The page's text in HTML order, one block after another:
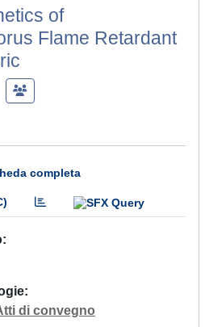
of
Flame Retardant
completa
di convegno